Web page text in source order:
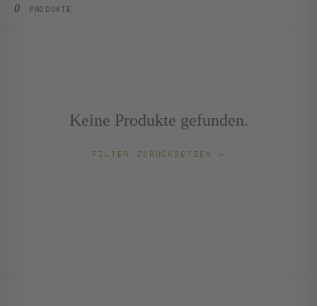
0 PRODUKTE
Keine Produkte gefunden.
FILTER ZURÜCKSETZEN →